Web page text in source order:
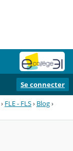
Se connecter
› FLE - FLS› Blog›